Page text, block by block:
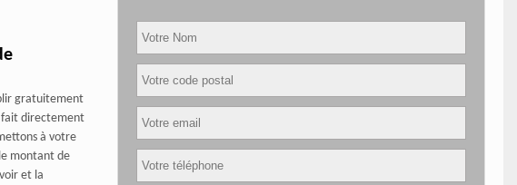
gratuitement
fait directement
à votre
montant de
et la